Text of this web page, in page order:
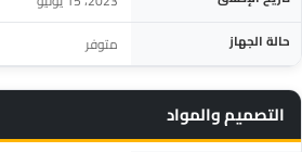
حالة الجهاز متوفر
التصميم والمواد